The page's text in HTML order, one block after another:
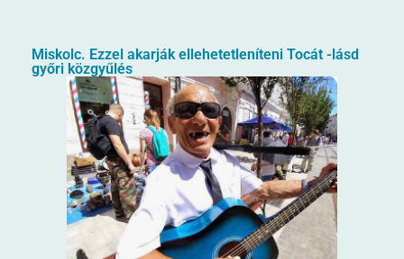
Miskolc. Ezzel akarják ellehetetleníteni Tocát -lásd
győri közgyűlés